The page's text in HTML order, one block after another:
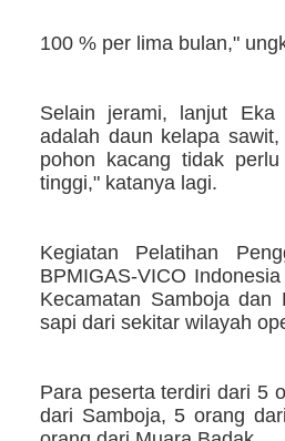
100 % per lima bulan,"
Selain jerami, lanjut Eka
adalah daun kelapa
pohon kacang tidak
tinggi," katanya lagi.
Kegiatan Pelatihan
BPMIGAS-VICO
Kecamatan Samboja
sapi dari sekitar wilayah
Para peserta terdiri dari 5
dari Samboja, 5 orang